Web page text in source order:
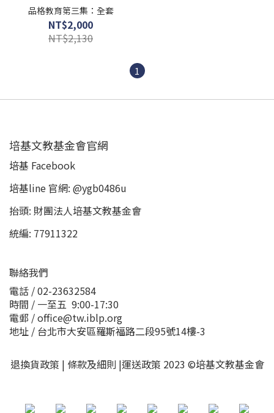
品格教育第三集：全套
NT$2,000
NT$2,130
1
培基文教基金會官網
培基 Facebook
培基line 官網: @ygb0486u
抬頭: 財團法人培基文教基金會
統編: 77911322
聯絡我們
電話 / 02-23632584
時間 / 一至五 9:00-17:30
電郵 / office@tw.iblp.org
地址 / 台北市大安區羅斯福路二段95號14樓-3
退換貨政策 | 條款及細則 |運送政策 2023 ©培基文教基金會